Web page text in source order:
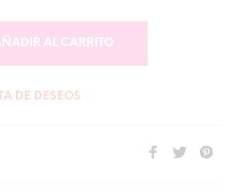
AL CARRITO
DE DESEOS